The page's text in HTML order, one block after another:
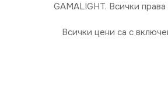
GAMALIGHT. Всички права
Всички цени са с